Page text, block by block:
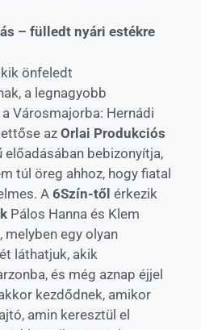
– fülledt nyári estékre
önfeledt
a legnagyobb
Városmajorba: Hernádi
az Orlai Produkciós
előadásában bebizonyítja,
túl öreg ahhoz, hogy fiatal
A 6Szín-től érkezik
Pálos Hanna és Klem
egy olyan
láthatjuk, akik
és még aznap éjjel
kezdődnek, amikor
amin keresztül el